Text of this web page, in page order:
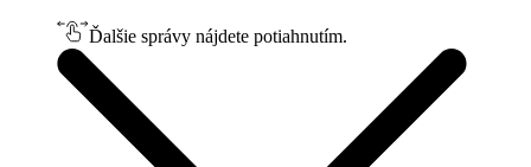
Ďalšie správy nájdete potiahnutím.